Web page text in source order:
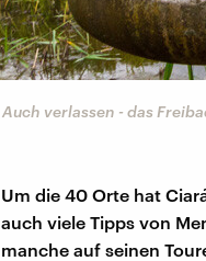
Auch verlassen - das
Um die 40 Orte hat
auch viele Tipps von
manche auf seinen